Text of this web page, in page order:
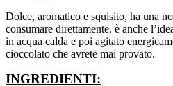
Dolce, aromatico e squisito, ha una
consumare direttamente, è anche
in acqua calda e poi agitato
cioccolato che avrete mai provato.
INGREDIENTI: